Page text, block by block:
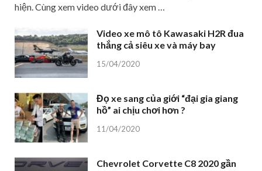
hiện. Cùng xem video dưới đây xem …
Video xe mô tô Kawasaki H2R đua
thắng cả siêu xe và máy bay
15/04/2020
Đọ xe sang của giới “đại gia giang
hồ” ai chịu chơi hơn ?
11/04/2020
Chevrolet Corvette C8 2020 gần